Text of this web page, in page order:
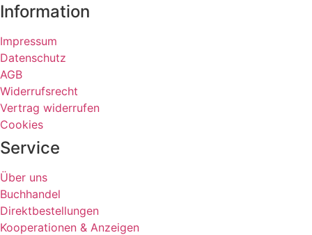
Information
Impressum
Datenschutz
AGB
Widerrufsrecht
Vertrag widerrufen
Cookies
Service
Über uns
Buchhandel
Direktbestellungen
Kooperationen & Anzeigen